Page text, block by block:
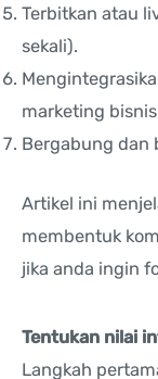
Terbitkan atau
sekali).
marketing
Bergabung dan
Artikel ini
membentuk
jika anda ingin
Tentukan nilai
Langkah